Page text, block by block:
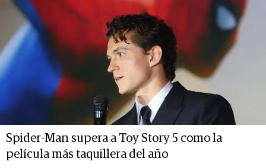
Spider-Man supera a Toy Story 5 como la
película más taquillera del año